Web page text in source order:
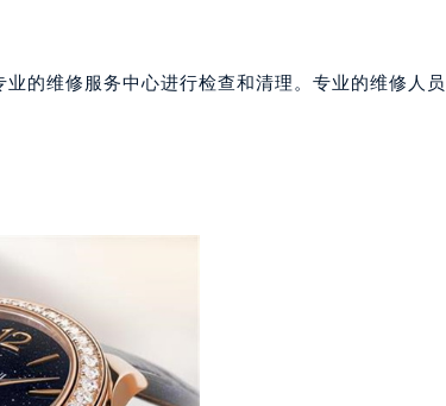
室（需提前预约）
需提前预约）
室（需提前预约）
约）
提前预约）
层09室（需提前预约）
的维修服务中心进行检查和清理。专业的维修人员